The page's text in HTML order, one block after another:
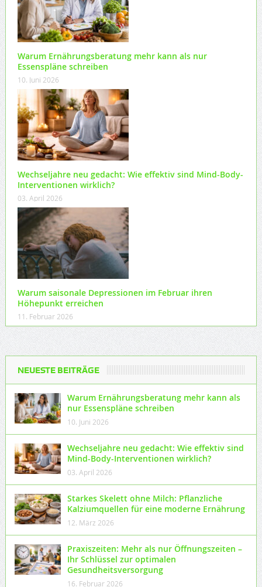
Warum Ernährungsberatung mehr kann als nur
Essenspläne schreiben
10. Juni 2026
Wechseljahre neu gedacht: Wie effektiv sind Mind-Body-
Interventionen wirklich?
03. April 2026
Warum saisonale Depressionen im Februar ihren
Höhepunkt erreichen
11. Februar 2026
NEUESTE BEITRÄGE
Warum Ernährungsberatung mehr kann als
nur Essenspläne schreiben
10. Juni 2026
Wechseljahre neu gedacht: Wie effektiv sind
Mind-Body-Interventionen wirklich?
03. April 2026
Starkes Skelett ohne Milch: Pflanzliche
Kalziumquellen für eine moderne Ernährung
12. März 2026
Praxiszeiten: Mehr als nur Öffnungszeiten –
Ihr Schlüssel zur optimalen
Gesundheitsversorgung
16. Februar 2026